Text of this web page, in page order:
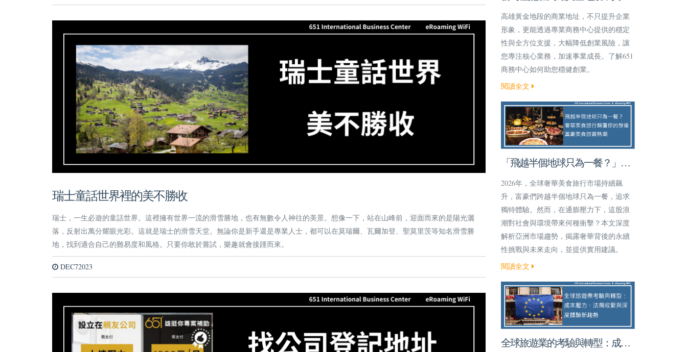
瑞士童話世界裡的美不勝收
瑞士，一生必遊的童話世界。這裡擁有世界一流的滑雪勝地，也有無數令人神往的美景。想像一下，站在山峰前，迎面而來的是陽光灑
落，反射出萬分耀眼光彩。這就是瑞士的滑雪天堂。無論你是新手還是專業人士，都可以在莫瑞爾、瓦爾加登、聖莫里茨等知名滑雪勝
地，找到適合自己的難易度和風格。只要你敢於嘗試，樂趣就會接踵而來。
DEC72023
能提高創業成功率嗎？
高雄黃金地段的商業地址，不只提升企業
形象，更能透過專業商務中心提供的穩定
性與全方位支援，大幅降低創業風險，讓
您專注核心業務，加速事業成長。了解651
商務中心如何助您穩健創業。
閱讀全文
「飛越半個地球只為一餐？」奢
華美食旅行顛覆你的想像！
2026年，全球奢華美食旅行市場持續飆
升，富豪們跨越半個地球只為一餐，追求
獨特體驗。然而，在通膨壓力下，這股浪
潮對社會與環境帶來何種衝擊？本文深度
解析亞洲市場趨勢，揭露奢華背後的永續
性挑戰與未來走向，並提供實用建議。
閱讀全文
全球旅遊業的考驗與轉型：成本